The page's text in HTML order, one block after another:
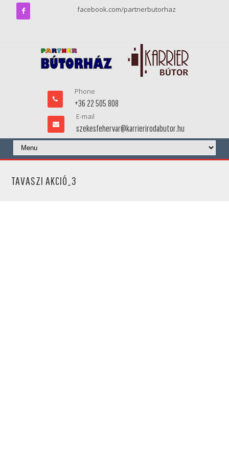
facebook.com/partnerbutorhaz
Phone
+36 22 505 808
E-mail
szekesfehervar@karrierirodabutor.hu
TAVASZI AKCIÓ_3